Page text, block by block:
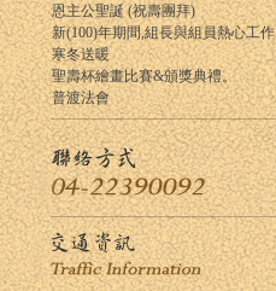
恩主公聖誕 (祝壽團拜)
新(100)年期間,組長與組員熱心工作
寒冬送暖
聖壽杯繪畫比賽&頒獎典禮。
普渡法會